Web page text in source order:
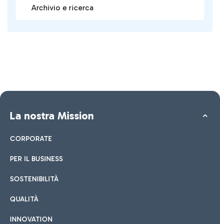
Archivio e ricerca
La nostra Mission
CORPORATE
PER IL BUSINESS
SOSTENIBILITÀ
QUALITÀ
INNOVATION